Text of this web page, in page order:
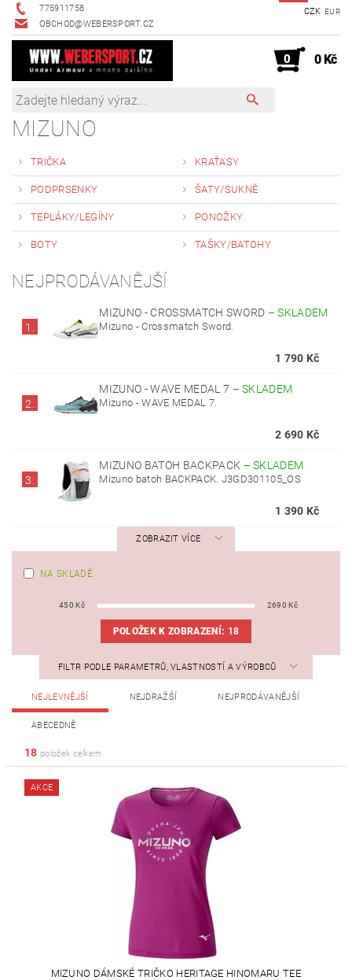
775911758
OBCHOD@WEBERSPORT.CZ
CZK EUR
0 0 Kč
MIZUNO
TRIČKA KRAŤASY
PODPRSENKY ŠATY/SUKNĚ
TEPLÁKY/LEGÍNY PONOŽKY
BOTY TAŠKY/BATOHY
NEJPRODÁVANĚJŠÍ
1.
MIZUNO - CROSSMATCH SWORD –SKLADEM
Mizuno - Crossmatch Sword.
1 790 Kč
2.
MIZUNO - WAVE MEDAL 7 –SKLADEM
Mizuno - WAVE MEDAL 7.
2 690 Kč
3.
MIZUNO BATOH BACKPACK –SKLADEM
Mizuno batoh BACKPACK. J3GD301105_OS
1 390 Kč
ZOBRAZIT VÍCE
NA SKLADĚ
450 Kč 2690 Kč
POLOŽEK K ZOBRAZENÍ: 18
FILTR PODLE PARAMETRŮ, VLASTNOSTÍ A VÝROBCŮ
NEJLEVNĚJŠÍ NEJDRAŽŠÍ NEJPRODÁVANĚJŠÍ
ABECEDNĚ
18 položek celkem
AKCE
MIZUNO DÁMSKÉ TRIČKO HERITAGE HINOMARU TEE